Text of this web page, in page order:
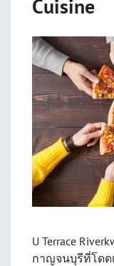
Cuisine
U Terrace
กาญจนบุรีที่โดด